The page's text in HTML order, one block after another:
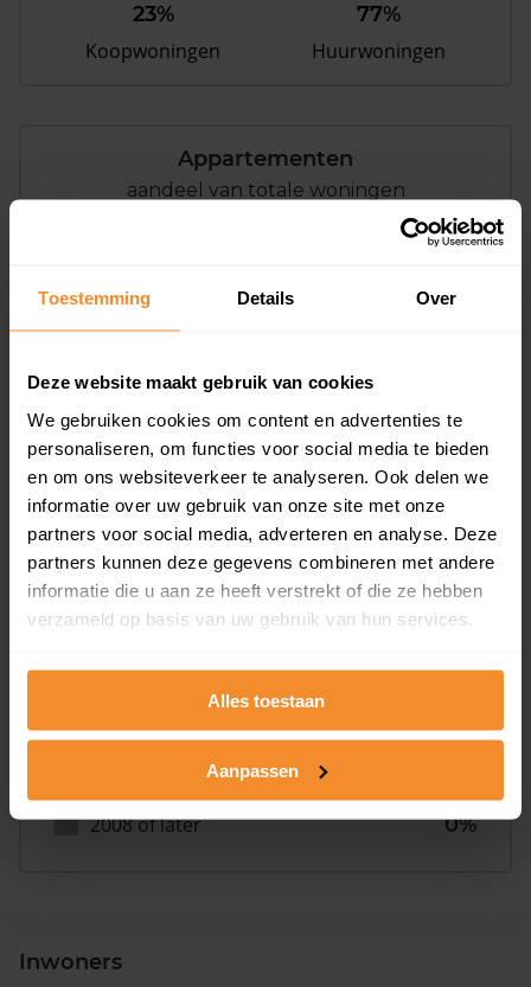
Toestemming Details Over
Deze website maakt gebruik van cookies
We gebruiken cookies om content en advertenties te
personaliseren, om functies voor social media te bieden
en om ons websiteverkeer te analyseren. Ook delen we
informatie over uw gebruik van onze site met onze
partners voor social media, adverteren en analyse. Deze
partners kunnen deze gegevens combineren met andere
informatie die u aan ze heeft verstrekt of die ze hebben
verzameld op basis van uw gebruik van hun services.
Alles toestaan
Aanpassen
23%
Koopwoningen
77%
Huurwoningen
Appartementen
aandeel van totale woningen
8%
Bouwjaar
1946 - 1980
31%
2008 of later
0%
Inwoners